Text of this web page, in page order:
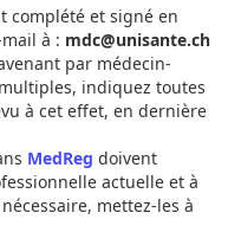
complété et signé en
à : mdc@unisante.ch
par médecin-
indiquez toutes
à cet effet, en dernière
MedReg doivent
actuelle et à
mettez-les à